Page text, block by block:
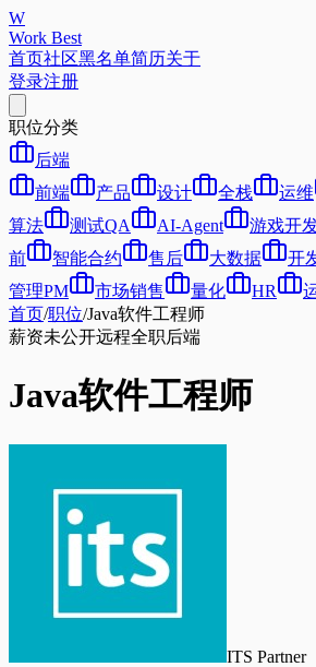
W
Work Best
首页社区黑名单简历关于
登录注册
职位分类
后端
前端
产品 设计 全栈 运维
算法
测试QA AI-Agent 游戏开
前
智能合约 售后 大数据 开
管理PM
市场销售 量化 HR
首页/职位/Java软件工程师
薪资未公开远程全职后端
Java软件工程师
ITS Partner